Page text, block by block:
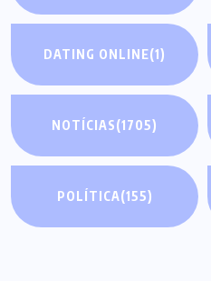
DATING ONLINE(1)
NOTÍCIAS(1705)
POLÍTICA(155)